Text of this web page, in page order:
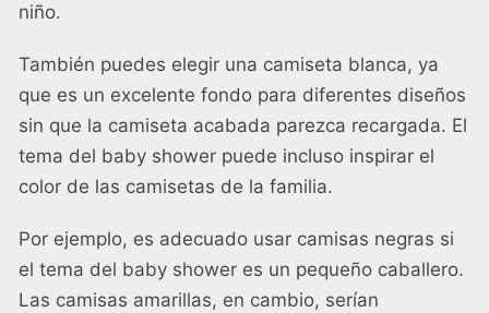
niño.
También puedes elegir una camiseta blanca, ya
que es un excelente fondo para diferentes diseños
sin que la camiseta acabada parezca recargada. El
tema del baby shower puede incluso inspirar el
color de las camisetas de la familia.
Por ejemplo, es adecuado usar camisas negras si
el tema del baby shower es un pequeño caballero.
Las camisas amarillas, en cambio, serían